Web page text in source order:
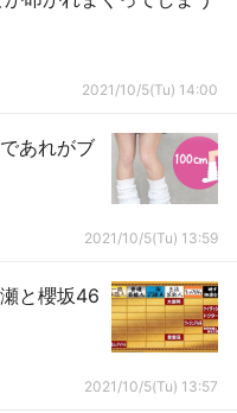
2021/10/5(Tu) 14:00
あれがブ
2021/10/5(Tu) 13:59
と櫻坂46
2021/10/5(Tu) 13:57